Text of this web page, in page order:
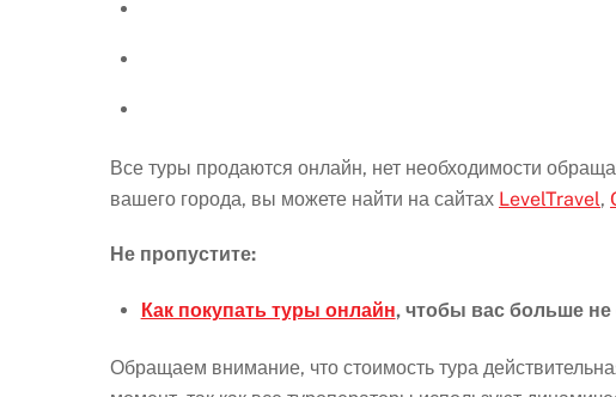
Все туры продаются онлайн, нет необходимости
вашего города, вы можете найти на сайтах LevelTravel,
Не пропустите:
Как покупать туры онлайн, чтобы вас больше
Обращаем внимание, что стоимость тура